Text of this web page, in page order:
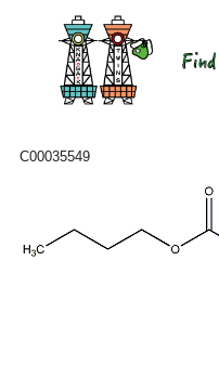
C00035549